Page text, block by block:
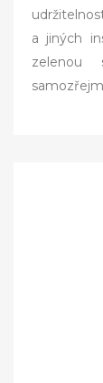
a jiných